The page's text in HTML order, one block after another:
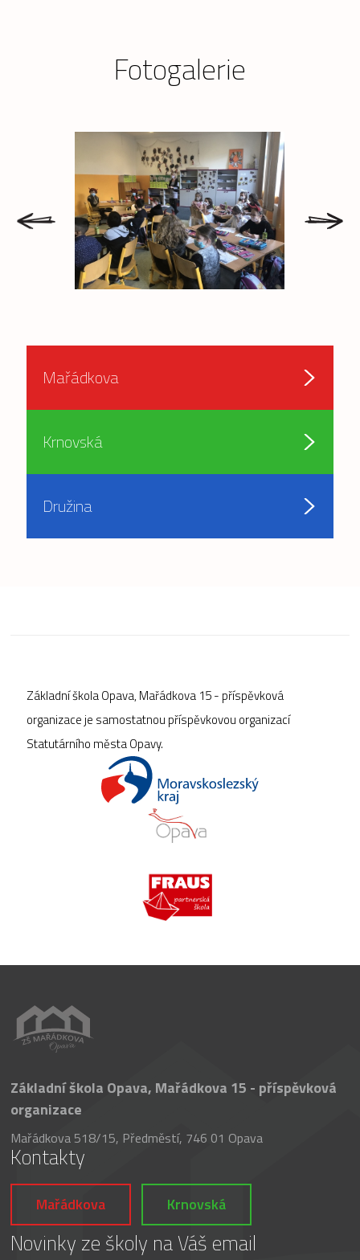
Fotogalerie
Mařádkova
Krnovská
Družina
Základní škola Opava, Mařádkova 15 - příspěvková
organizace je samostatnou příspěvkovou organizací
Statutárního města Opavy.
Základní škola Opava, Mařádkova 15 - příspěvková
organizace
Mařádkova 518/15, Předměstí, 746 01 Opava
Kontakty
Mařádkova Krnovská
Novinky ze školy na Váš email